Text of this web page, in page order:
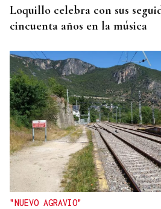
Loquillo celebra con sus
cincuenta años en la música
"NUEVO AGRAVIO"